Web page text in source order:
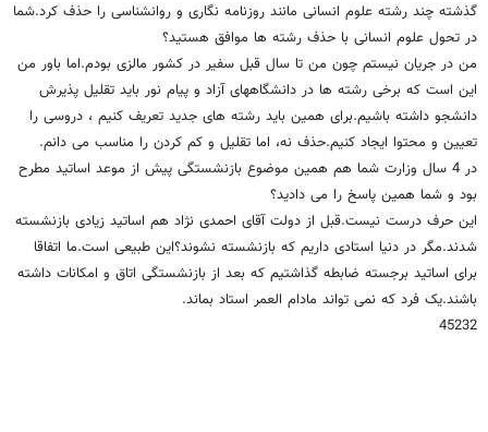
گذشته چند رشته علوم انسانی مانند روزنامه نگاری و روانشناسی را حذف کرد.شما
در تحول علوم انسانی با حذف رشته ها موافق هستید؟
من در جریان نیستم چون من تا سال قبل سفیر در کشور مالزی بودم.اما باور من
این است که برخی رشته ها در دانشگاههای آزاد و پیام نور باید تقلیل پذیرش
دانشجو داشته باشیم.برای همین باید رشته های جدید تعریف کنیم ، دروسی را
تعیین و محتوا ایجاد کنیم.حذف نه، اما تقلیل و کم کردن را مناسب می دانم.
در 4 سال وزارت شما هم همین موضوع بازنشستگی پیش از موعد اساتید مطرح
بود و شما همین پاسخ را می دادید؟
این حرف درست نیست.قبل از دولت آقای احمدی نژاد هم اساتید زیادی بازنشسته
شدند.مگر در دنیا استادی داریم که بازنشسته نشوند؟این طبیعی است.ما اتفاقا
برای اساتید برجسته ضابطه گذاشتیم که بعد از بازنشستگی اتاق و امکانات داشته
باشند.یک فرد که نمی تواند مادام العمر استاد بماند.
45232